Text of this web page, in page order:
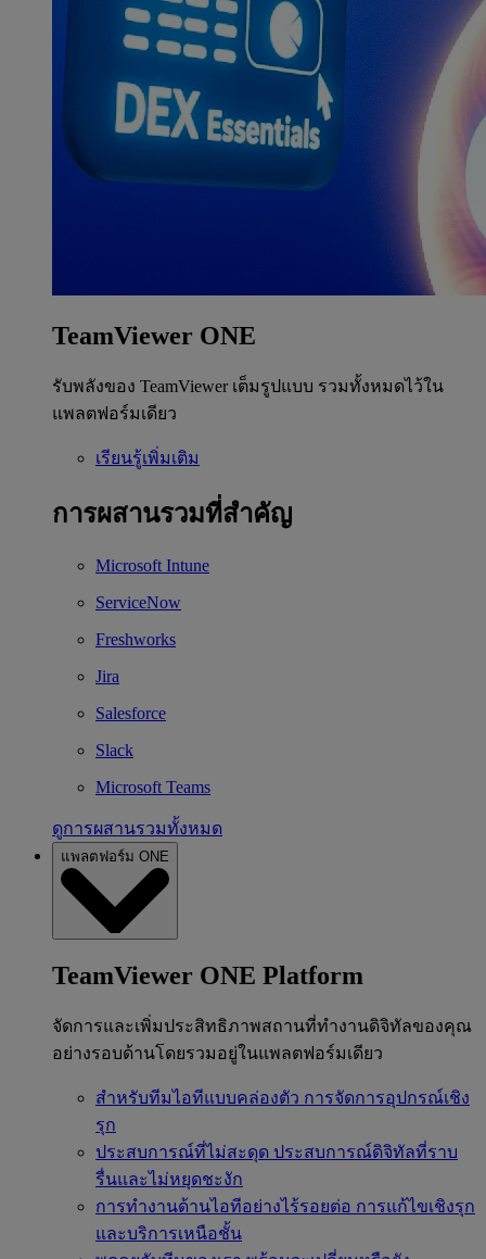
TeamViewer ONE
รับพลังของ TeamViewer เต็มรูปแบบ รวมทั้งหมดไว้ใน
แพลตฟอร์มเดียว
เรียนรู้เพิ่มเติม
การผสานรวมที่สำคัญ
Microsoft Intune
ServiceNow
Freshworks
Jira
Salesforce
Slack
Microsoft Teams
ดูการผสานรวมทั้งหมด
แพลตฟอร์ม ONE
TeamViewer ONE Platform
จัดการและเพิ่มประสิทธิภาพสถานที่ทำงานดิจิทัลของคุณ
อย่างรอบด้านโดยรวมอยู่ในแพลตฟอร์มเดียว
สำหรับทีมไอทีแบบคล่องตัว การจัดการอุปกรณ์เชิง
รุก
ประสบการณ์ที่ไม่สะดุด ประสบการณ์ดิจิทัลที่ราบ
รื่นและไม่หยุดชะงัก
การทำงานด้านไอทีอย่างไร้รอยต่อ การแก้ไขเชิงรุก
และบริการเหนือชั้น